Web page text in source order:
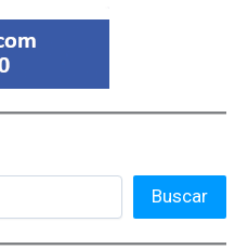
Buscar